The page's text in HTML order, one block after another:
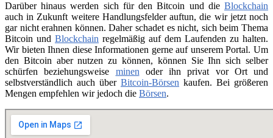
Darüber hinaus werden sich für den Bitcoin und die Blockchain
auch in Zukunft weitere Handlungsfelder auftun, die wir jetzt noch
gar nicht erahnen können. Daher schadet es nicht, sich beim Thema
Bitcoin und Blockchain regelmäßig auf dem Laufenden zu halten.
Wir bieten Ihnen diese Informationen gerne auf unserem Portal. Um
den Bitcoin aber nutzen zu können, können Sie Ihn sich selber
schürfen beziehungsweise minenoder ihn privat vor Ort und
selbstverständlich auch über Bitcoin-Börsen kaufen. Bei größeren
Mengen empfehlen wir jedoch die Börsen.